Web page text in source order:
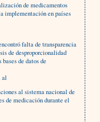
de medicamentos
implementación en países
falta de transparencia
de desproporcionalidad
de datos de
al
al sistema nacional de
de medicación durante el